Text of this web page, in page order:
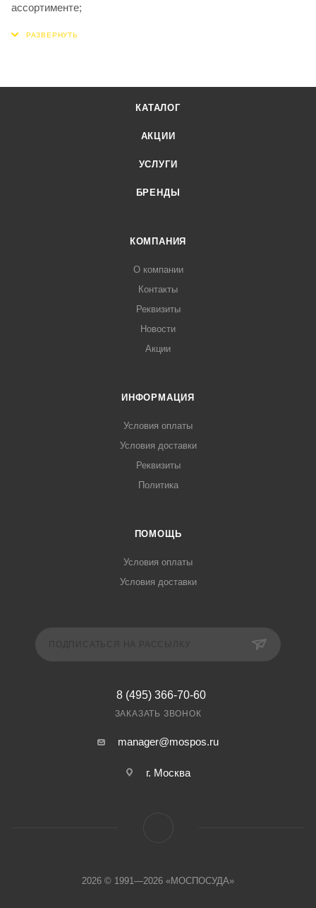
ассортименте;
КАТАЛОГ
АКЦИИ
УСЛУГИ
БРЕНДЫ
КОМПАНИЯ
О компании
Контакты
Реквизиты
Новости
Акции
ИНФОРМАЦИЯ
Условия оплаты
Условия доставки
Реквизиты
Политика
ПОМОЩЬ
Условия оплаты
Условия доставки
8 (495) 366-70-60
ЗАКАЗАТЬ ЗВОНОК
manager@mospos.ru
г. Москва
2026 © 1991—2026 «МОСПОСУДА»